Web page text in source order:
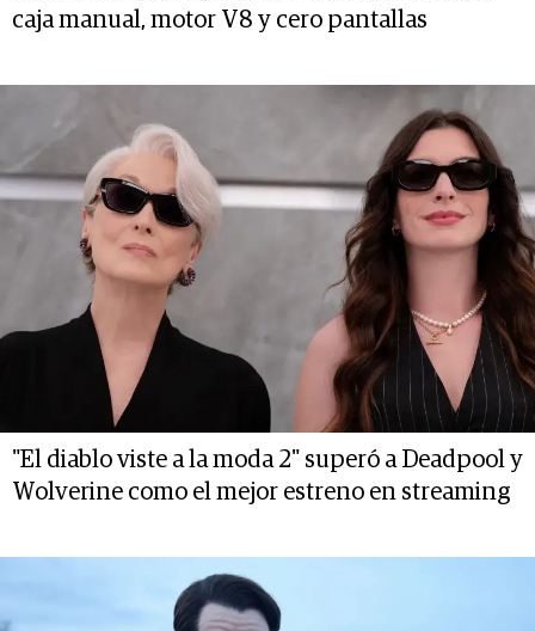
caja manual, motor V8 y cero pantallas
"El diablo viste a la moda 2" superó a Deadpool y
Wolverine como el mejor estreno en streaming